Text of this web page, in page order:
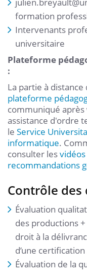
formation
Intervenants
universitaire
Plateforme
:
La partie à
plateforme
communiqué
assistance d'ordre
le Service
informatique.
consulter les
recommandations
Contrôle des
Évaluation
des productions
droit à la
d’une
Évaluation de la